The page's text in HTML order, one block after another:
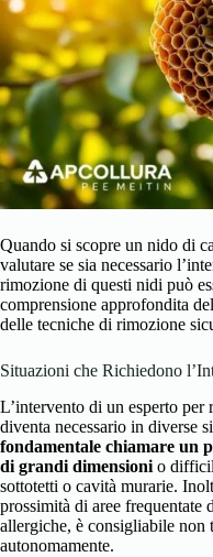
Quando si scopre un nido di
valutare se sia necessario
rimozione di questi nidi può
comprensione approfondita
delle tecniche di rimozione
Situazioni che Richiedono
L’intervento di un esperto
diventa necessario in diverse
fondamentale chiamare un
di grandi dimensioni o
sottotetti o cavità murarie.
prossimità di aree frequentate
allergiche, è consigliabile
autonomamente.